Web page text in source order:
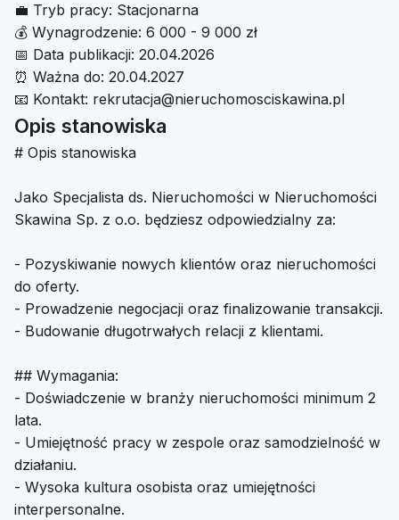
💼 Tryb pracy: Stacjonarna
💰 Wynagrodzenie: 6 000 - 9 000 zł
📅 Data publikacji: 20.04.2026
⏰ Ważna do: 20.04.2027
📧 Kontakt: rekrutacja@nieruchomosciskawina.pl
Opis stanowiska
# Opis stanowiska
Jako Specjalista ds. Nieruchomości w Nieruchomości
Skawina Sp. z o.o. będziesz odpowiedzialny za:
- Pozyskiwanie nowych klientów oraz nieruchomości
do oferty.
- Prowadzenie negocjacji oraz finalizowanie transakcji.
- Budowanie długotrwałych relacji z klientami.
## Wymagania:
- Doświadczenie w branży nieruchomości minimum 2
lata.
- Umiejętność pracy w zespole oraz samodzielność w
działaniu.
- Wysoka kultura osobista oraz umiejętności
interpersonalne.